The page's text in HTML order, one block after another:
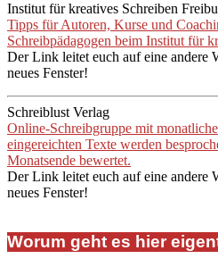
Institut für kreatives Schreiben
Tipps für Autoren, Kurse und
Schreibpädagogen beim Institut für
Der Link leitet euch auf eine andere
neues Fenster!
Schreiblust Verlag
Online-Schreibgruppe mit
eingereichten Texte werden
Monatsende bewertet.
Der Link leitet euch auf eine andere
neues Fenster!
Worum geht es hier